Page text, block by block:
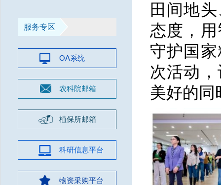
服务专区
OA系统
农科院邮箱
植保所邮箱
科研信息平台
物资采购平台
田间地
态度，
守护国
次活动
美好的同